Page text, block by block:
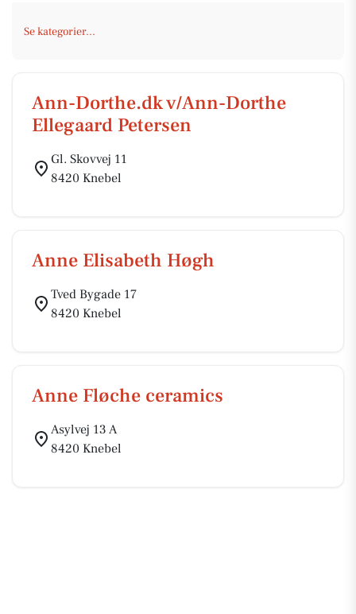
Se kategorier...
Ann-Dorthe.dk v/Ann-Dorthe
Ellegaard Petersen
Gl. Skovvej 11
8420 Knebel
Anne Elisabeth Høgh
Tved Bygade 17
8420 Knebel
Anne Fløche ceramics
Asylvej 13 A
8420 Knebel